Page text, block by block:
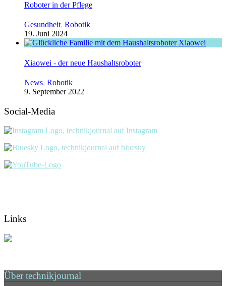
Roboter in der Pflege
Gesundheit, Robotik
19. Juni 2024
Xiaowei - der neue Haushaltsroboter
News, Robotik
9. September 2022
Social-Media
Links
Über technikjournal